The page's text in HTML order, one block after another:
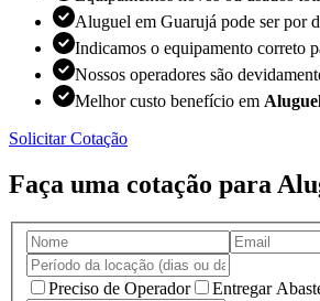
Aluguel em Guarujá pode ser por
Indicamos o equipamento correto
Nossos operadores são
Melhor custo benefício em
Solicitar Cotação
Faça uma cotação para
Preciso de Operador Entregar